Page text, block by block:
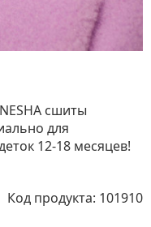
сшиты
для
12-18 месяцев!
Код продукта: 101910